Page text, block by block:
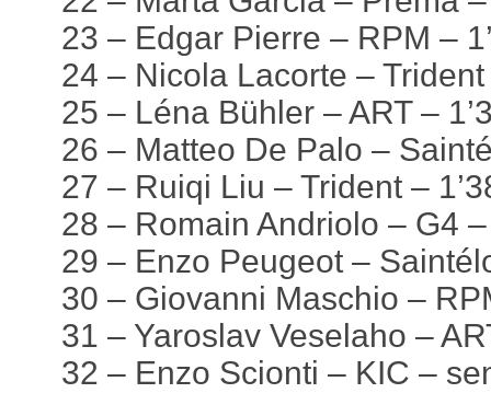
23 – Edgar Pierre – RPM –
24 – Nicola Lacorte – Trident
25 – Léna Bühler – ART –
26 – Matteo De Palo –
27 – Ruiqi Liu – Trident –
28 – Romain Andriolo – G4 –
29 – Enzo Peugeot –
30 – Giovanni Maschio –
31 – Yaroslav Veselaho –
32 – Enzo Scionti – KIC –